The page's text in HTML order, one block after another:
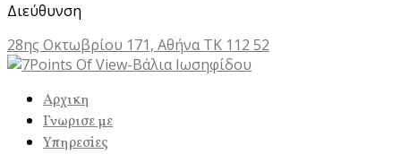
Διεύθυνση
28ης Οκτωβρίου 171, Αθήνα ΤΚ 112 52
Αρχικη
Γνωρισε με
Υπηρεσiες